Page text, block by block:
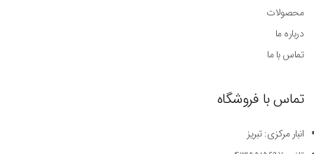
محصولات
درباره ما
تماس با ما
تماس با فروشگاه
انبار مرکزی: تبریز